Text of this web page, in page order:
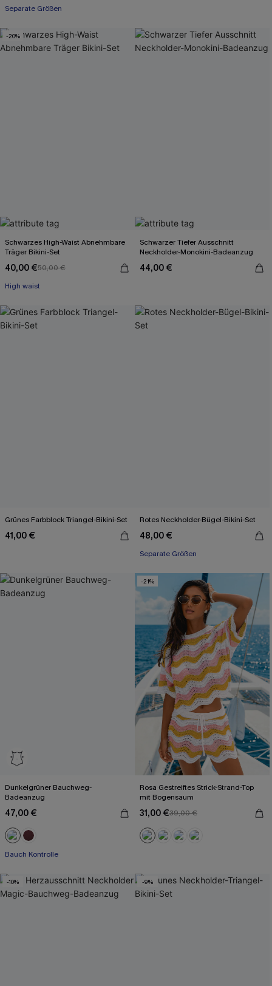
Separate Größen
-20%
Schwarzes High-Waist Abnehmbare
Träger Bikini-Set
40,00 €50,00 €
High waist
Schwarzer Tiefer Ausschnitt
Neckholder-Monokini-Badeanzug
44,00 €
Grünes Farbblock Triangel-Bikini-Set
41,00 €
Rotes Neckholder-Bügel-Bikini-Set
48,00 €
Separate Größen
Dunkelgrüner Bauchweg-
Badeanzug
47,00 €
Bauch Kontrolle
-21%
Rosa Gestreiftes Strick-Strand-Top
mit Bogensaum
31,00 €39,00 €
-10% -9%